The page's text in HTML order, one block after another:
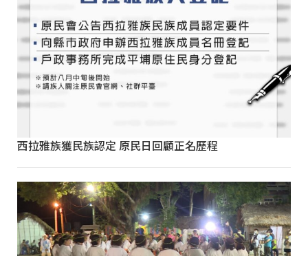
西拉雅族獲民族認定 原民日回顧正名歷程